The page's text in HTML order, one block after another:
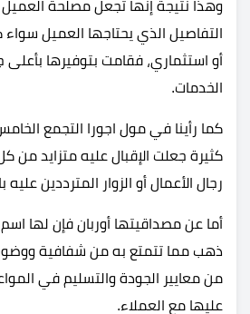
وهذا نتيجة إنها تجعل مصلحة
التفاصيل الذي يحتاجها العميل
أو استثماري، فقامت بتوفيرها
الخدمات.
كما رأينا في مول اجورا التجمع
كثيرة جعلت الإقبال عليه متزايد من
رجال الأعمال أو الزوار المترددين عليه
أما عن مصداقيتها أوربان فإن لها
ذهب مما تتمتع به من شفافية ووضوح
من معايير الجودة والتسليم في
عليها مع العملاء.